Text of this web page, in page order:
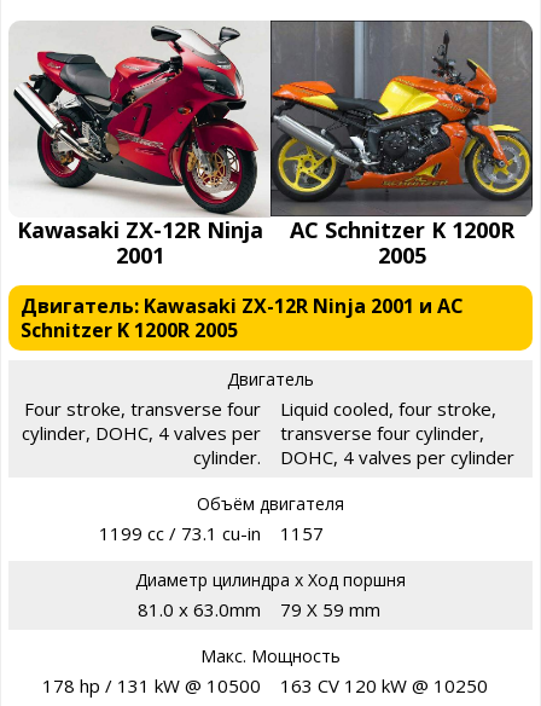
Kawasaki ZX-12R Ninja
2001
AC Schnitzer K 1200R
2005
Двигатель: Kawasaki ZX-12R Ninja 2001 и AC
Schnitzer K 1200R 2005
Двигатель
Four stroke, transverse four
cylinder, DOHC, 4 valves per
cylinder.
Liquid cooled, four stroke,
transverse four cylinder,
DOHC, 4 valves per cylinder
Объём двигателя
1199 cc / 73.1 cu-in 1157
Диаметр цилиндра х Ход поршня
81.0 x 63.0mm 79 X 59 mm
Макс. Мощность
178 hp / 131 kW @ 10500
163 CV 120 kW @ 10250